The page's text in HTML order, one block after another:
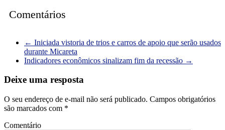
Comentários
← Iniciada vistoria de trios e carros de apoio que serão usados
durante Micareta
Indicadores econômicos sinalizam fim da recessão →
Deixe uma resposta
O seu endereço de e-mail não será publicado. Campos obrigatórios
são marcados com *
Comentário